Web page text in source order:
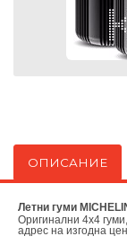
ОПИСАНИЕ
Летни гуми
Оригинални 4х4
адрес на изгодна